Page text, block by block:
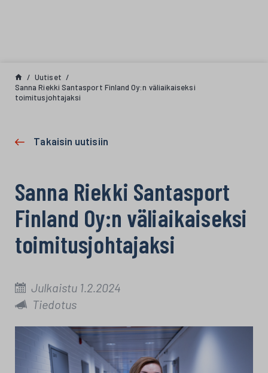
Uutiset
Sanna Riekki Santasport Finland Oy:n väliaikaiseksi
toimitusjohtajaksi
Takaisin uutisiin
Sanna Riekki Santasport
Finland Oy:n väliaikaiseksi
toimitusjohtajaksi
Julkaistu 1.2.2024
Tiedotus